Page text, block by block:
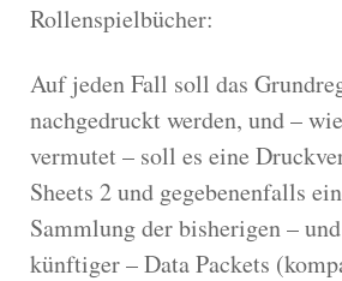
Rollenspielbücher:
Auf jeden Fall soll das
nachgedruckt werden, und –
vermutet – soll es eine
Sheets 2 und gegebenenfalls
Sammlung der bisherigen –
künftiger – Data Packets